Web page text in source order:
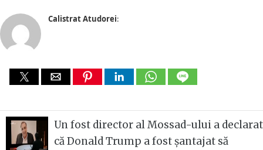
Calistrat Atudorei:
Un fost director al Mossad-ului a declarat
că Donald Trump a fost șantajat să